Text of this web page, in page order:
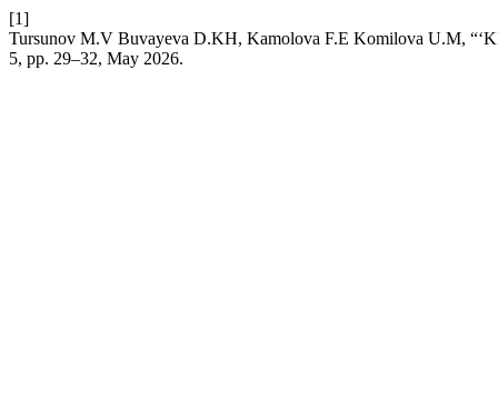
[1]
Tursunov M.V Buvayeva D.KH, Kamolova F.E Komilova U.M,
5, pp. 29–32, May 2026.